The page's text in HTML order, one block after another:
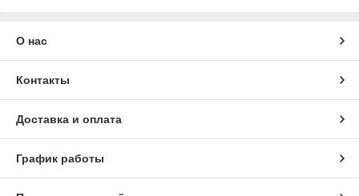
О нас
Контакты
Доставка и оплата
График работы